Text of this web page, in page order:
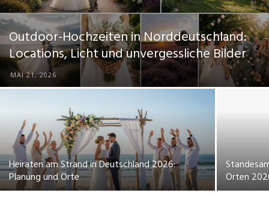
Portal
rund
um
das
Outdoor-Hochzeiten in Norddeutschland:
Locations, Licht und unvergessliche Bilder
MAI 21, 2026
Heiraten am Strand in Deutschland 2026:
Planung und Orte
Orten